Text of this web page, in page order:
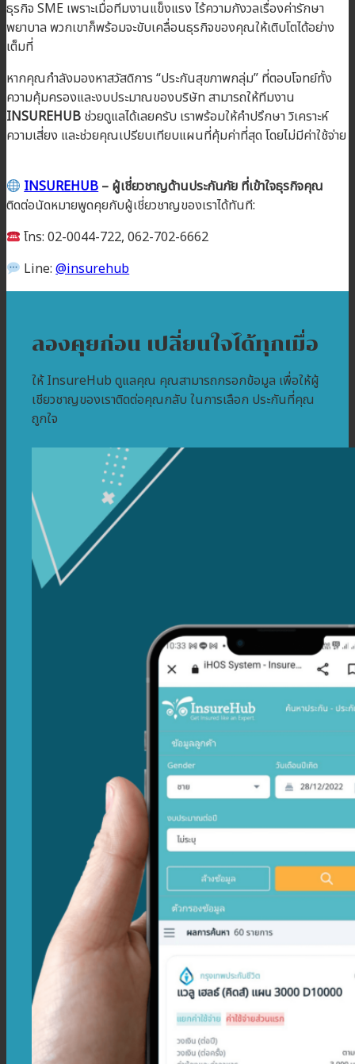
ธุรกิจ SME เพราะเมื่อทีมงานแข็งแรง ไร้ความกังวลเรื่องค่ารักษา
พยาบาล พวกเขาก็พร้อมจะขับเคลื่อนธุรกิจของคุณให้เติบโตได้อย่าง
เต็มที่
หากคุณกำลังมองหาสวัสดิการ “ประกันสุขภาพกลุ่ม” ที่ตอบโจทย์ทั้ง
ความคุ้มครองและงบประมาณของบริษัท สามารถให้ทีมงาน
INSUREHUB ช่วยดูแลได้เลยครับ เราพร้อมให้คำปรึกษา วิเคราะห์
ความเสี่ยง และช่วยคุณเปรียบเทียบแผนที่คุ้มค่าที่สุด โดยไม่มีค่าใช้จ่าย
INSUREHUB– ผู้เชี่ยวชาญด้านประกันภัย ที่เข้าใจธุรกิจคุณ
ติดต่อนัดหมายพูดคุยกับผู้เชี่ยวชาญของเราได้ทันที:
โทร: 02-0044-722, 062-702-6662
Line:@insurehub
ลองคุยก่อน เปลี่ยนใจได้ทุกเมื่อ
ให้ InsureHub ดูแลคุณ คุณสามารถกรอกข้อมูล เพื่อให้ผู้
เชียวชาญของเราติดต่อคุณกลับ ในการเลือก ประกันที่คุณ
ถูกใจ